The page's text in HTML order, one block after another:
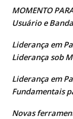
MOMENTO
Usuário e
Liderança em
Liderança sob
Liderança em
Fundamentais
Novas